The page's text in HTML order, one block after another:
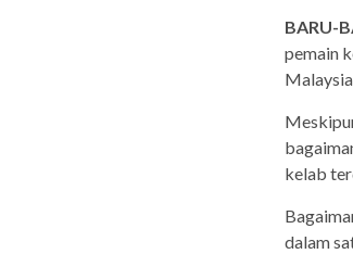
BARU-
pemain
kelab
dalam